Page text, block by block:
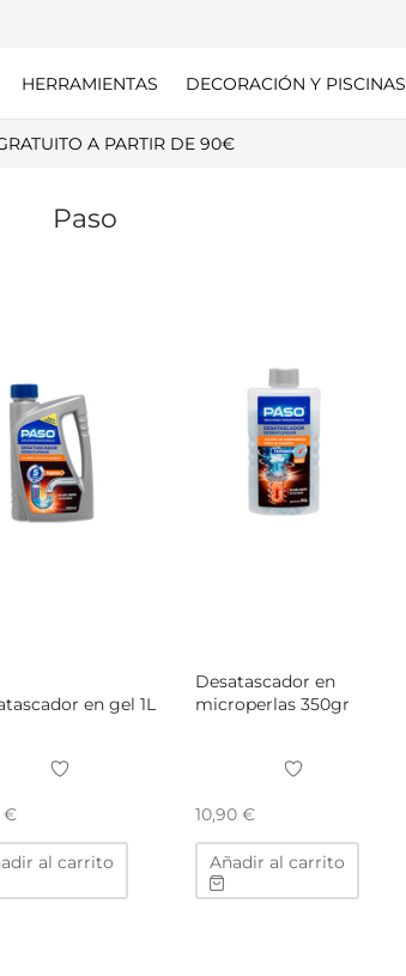
HERRAMIENTAS DECORACIÓN Y PISCINAS
DE ENVÍO SÓLO 6,99€
Paso
en gel 1L
€
al carrito
Desatascador en
microperlas 350gr
10,90€
Añadir al carrito